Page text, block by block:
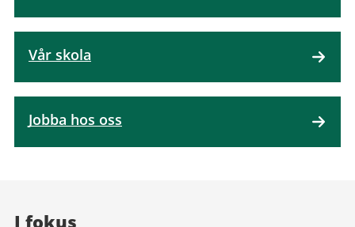
Vår skola
Jobba hos oss
I fokus